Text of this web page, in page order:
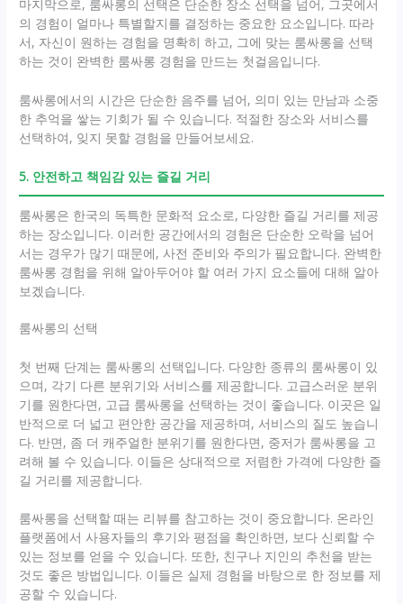
마지막으로, 룸싸롱의 선택은 단순한 장소 선택을 넘어, 그곳에서
의 경험이 얼마나 특별할지를 결정하는 중요한 요소입니다. 따라
서, 자신이 원하는 경험을 명확히 하고, 그에 맞는 룸싸롱을 선택
하는 것이 완벽한 룸싸롱 경험을 만드는 첫걸음입니다.
룸싸롱에서의 시간은 단순한 음주를 넘어, 의미 있는 만남과 소중
한 추억을 쌓는 기회가 될 수 있습니다. 적절한 장소와 서비스를
선택하여, 잊지 못할 경험을 만들어보세요.
5. 안전하고 책임감 있는 즐길 거리
룸싸롱은 한국의 독특한 문화적 요소로, 다양한 즐길 거리를 제공
하는 장소입니다. 이러한 공간에서의 경험은 단순한 오락을 넘어
서는 경우가 많기 때문에, 사전 준비와 주의가 필요합니다. 완벽한
룸싸롱 경험을 위해 알아두어야 할 여러 가지 요소들에 대해 알아
보겠습니다.
룸싸롱의 선택
첫 번째 단계는 룸싸롱의 선택입니다. 다양한 종류의 룸싸롱이 있
으며, 각기 다른 분위기와 서비스를 제공합니다. 고급스러운 분위
기를 원한다면, 고급 룸싸롱을 선택하는 것이 좋습니다. 이곳은 일
반적으로 더 넓고 편안한 공간을 제공하며, 서비스의 질도 높습니
다. 반면, 좀 더 캐주얼한 분위기를 원한다면, 중저가 룸싸롱을 고
려해 볼 수 있습니다. 이들은 상대적으로 저렴한 가격에 다양한 즐
길 거리를 제공합니다.
룸싸롱을 선택할 때는 리뷰를 참고하는 것이 중요합니다. 온라인
플랫폼에서 사용자들의 후기와 평점을 확인하면, 보다 신뢰할 수
있는 정보를 얻을 수 있습니다. 또한, 친구나 지인의 추천을 받는
것도 좋은 방법입니다. 이들은 실제 경험을 바탕으로 한 정보를 제
공할 수 있습니다.